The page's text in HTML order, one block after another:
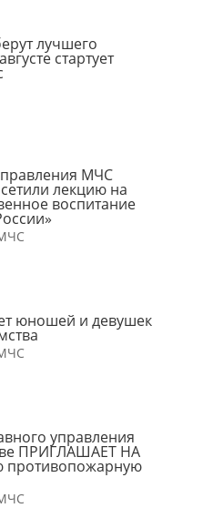
лучшего
стартует
МЧС
лекцию на
воспитание
юношей и девушек
управления
ПРИГЛАШАЕТ НА
противопожарную